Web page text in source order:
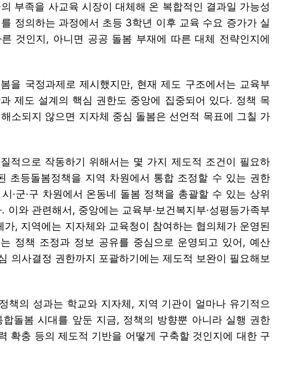
부족을 사교육 시장이 대체해 온 복합적인 결과일 가능성
정의하는 과정에서 초등 3학년 이후 교육 수요 증가가 실
것인지, 아니면 공공 돌봄 부재에 따른 대체 전략인지에
을 국정과제로 제시했지만, 현재 제도 구조에서는 교육부
제도 설계의 핵심 권한도 중앙에 집중되어 있다. 정책 목
소되지 않으면 지자체 중심 돌봄은 선언적 목표에 그칠 가
적으로 작동하기 위해서는 몇 가지 제도적 조건이 필요하
초등돌봄정책을 지역 차원에서 통합 조정할 수 있는 권한
·군·구 차원에서 온동네 돌봄 정책을 총괄할 수 있는 상위
이와 관련해서, 중앙에는 교육부·보건복지부·성평등가족부
가, 지역에는 지자체와 교육청이 참여하는 협의체가 운영된
정책 조정과 정보 공유를 중심으로 운영되고 있어, 예산
의사결정 권한까지 포괄하기에는 제도적 보완이 필요해보
책의 성과는 학교와 지자체, 지역 기관이 얼마나 유기적으
돌봄 시대를 앞둔 지금, 정책의 방향뿐 아니라 실행 권한
확충 등의 제도적 기반을 어떻게 구축할 것인지에 대한 구